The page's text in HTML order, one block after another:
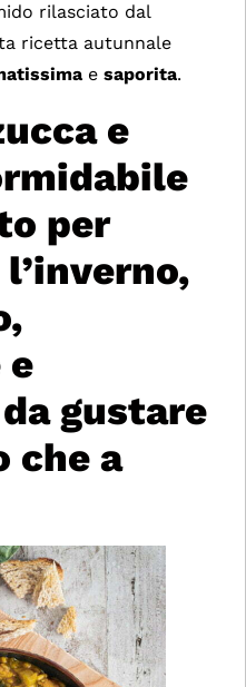
rilasciato dal
ricetta autunnale
esaporita.
e
per
gustare
che a